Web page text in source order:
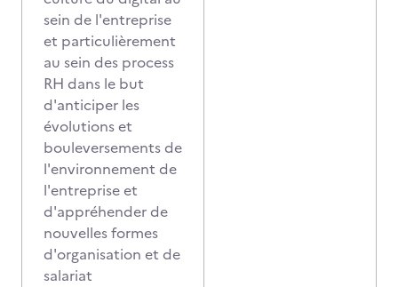
sein de l'entreprise
et particulièrement
au sein des process
RH dans le but
d'anticiper les
évolutions et
bouleversements de
l'environnement de
l'entreprise et
d'appréhender de
nouvelles formes
d'organisation et de
salariat